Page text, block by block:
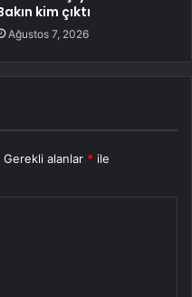
kim çıktı
Ağustos 7, 2026
Gerekli alanlar * ile